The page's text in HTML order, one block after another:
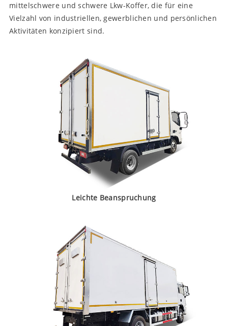
mittelschwere und schwere Lkw-Koffer, die für eine
Vielzahl von industriellen, gewerblichen und persönlichen
Aktivitäten konzipiert sind.
Leichte Beanspruchung